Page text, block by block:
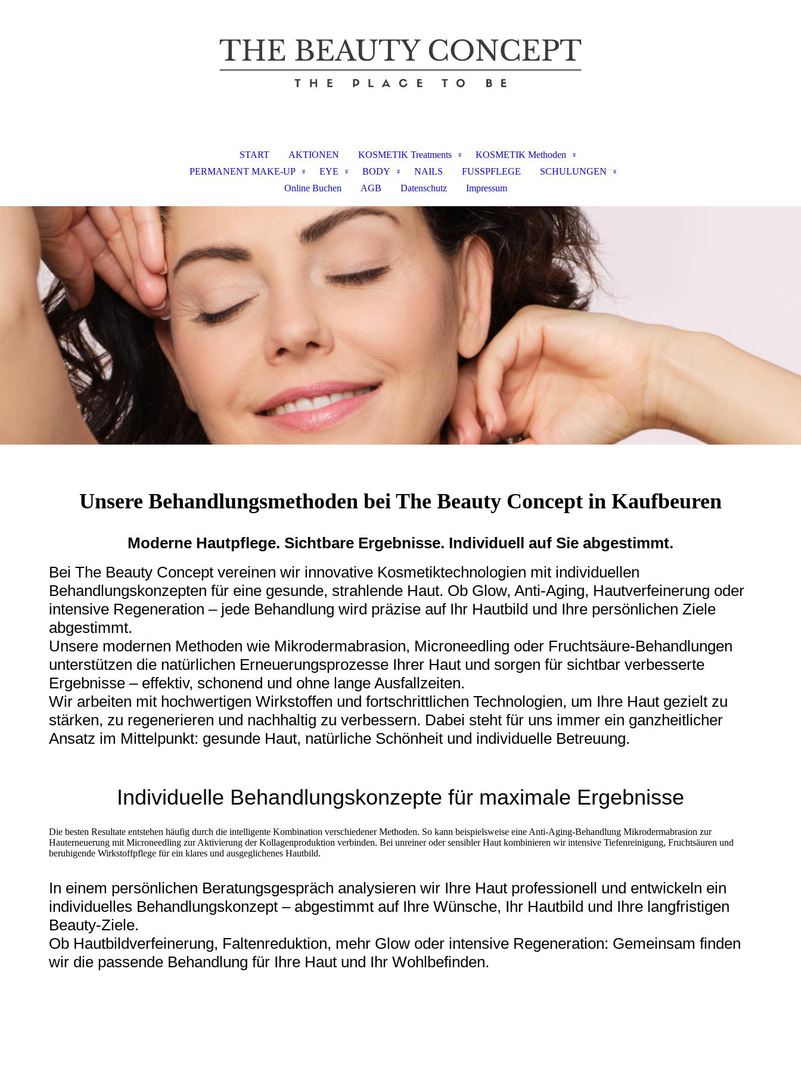
START AKTIONEN KOSMETIK Treatments
KOSMETIK Methoden
PERMANENT MAKE-UP
EYE BODY NAILS FUSSPFLEGE
SCHULUNGEN
Online Buchen
AGB Datenschutz Impressum
Unsere Behandlungsmethoden bei The Beauty Concept in Kaufbeuren
Moderne Hautpflege. Sichtbare Ergebnisse. Individuell auf Sie abgestimmt.
Bei The Beauty Concept vereinen wir innovative Kosmetiktechnologien mit individuellen
Behandlungskonzepten für eine gesunde, strahlende Haut. Ob Glow, Anti-Aging, Hautverfeinerung oder
intensive Regeneration – jede Behandlung wird präzise auf Ihr Hautbild und Ihre persönlichen Ziele
abgestimmt.
Unsere modernen Methoden wie Mikrodermabrasion, Microneedling oder Fruchtsäure-Behandlungen
unterstützen die natürlichen Erneuerungsprozesse Ihrer Haut und sorgen für sichtbar verbesserte
Ergebnisse – effektiv, schonend und ohne lange Ausfallzeiten.
Wir arbeiten mit hochwertigen Wirkstoffen und fortschrittlichen Technologien, um Ihre Haut gezielt zu
stärken, zu regenerieren und nachhaltig zu verbessern. Dabei steht für uns immer ein ganzheitlicher
Ansatz im Mittelpunkt: gesunde Haut, natürliche Schönheit und individuelle Betreuung.
Individuelle Behandlungskonzepte für maximale Ergebnisse
Die besten Resultate entstehen häufig durch die intelligente Kombination verschiedener Methoden. So kann beispielsweise eine Anti-Aging-Behandlung Mikrodermabrasion zur
Hauterneuerung mit Microneedling zur Aktivierung der Kollagenproduktion verbinden. Bei unreiner oder sensibler Haut kombinieren wir intensive Tiefenreinigung, Fruchtsäuren und
beruhigende Wirkstoffpflege für ein klares und ausgeglichenes Hautbild.
In einem persönlichen Beratungsgespräch analysieren wir Ihre Haut professionell und entwickeln ein
individuelles Behandlungskonzept – abgestimmt auf Ihre Wünsche, Ihr Hautbild und Ihre langfristigen
Beauty-Ziele.
Ob Hautbildverfeinerung, Faltenreduktion, mehr Glow oder intensive Regeneration: Gemeinsam finden
wir die passende Behandlung für Ihre Haut und Ihr Wohlbefinden.